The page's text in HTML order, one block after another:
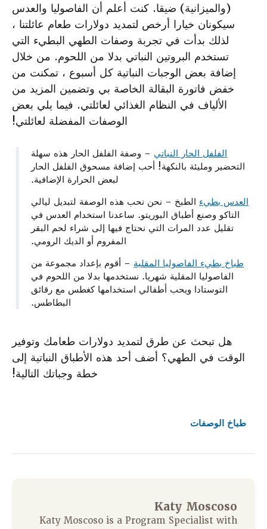
(والميزانية) ضيقا. كنت أعلم أن الفاصوليا والعدس
سيكونان خيارا أرخص لتمديد دولارات طعام عائلتنا ،
لذلك بدأت في تجربة وصفات الطهي البطيء التي
تستخدم البروتين النباتي بدلا من اللحوم. من خلال
إضافة بعض الوجبات النباتية كل أسبوع ، تمكنت من
خفض فاتورة البقالة الخاصة بي وتضمين المزيد من
الألياف في النظام الغذائي لعائلتي. فيما يلي بعض
الوصفات المفضلة لعائلتي!
الفلفل الحار النباتي – وصفة الفلفل الحار هذه سهلة
التحضير ومليئة بالنكهة! أحب إضافة مسحوق الفلفل الحار
لبعض الحرارة الإضافية.
العدس بطيء الطبخ – نحن نحب هذه الوصفة لتبديل ليالي
التاكو وصنع أطباق البوريتو. ساعدنا استخدام العدس في
تقليل عدد المرات التي نحتاج فيها إلى شراء لحم البقر
المفروم أو الديك الرومي.
طباخ بطيء الفاصوليا المقلية – أقوم بإعداد مجموعة من
الفاصوليا المقلية شهريا. نستخدمها بدلا من اللحوم في
التوستادا ويحب أطفالي استخدامها كغطس مع رقائق
البطاطس.
هل تبحث عن طرق لتمديد دولارات طعامك وتوفير
الوقت في الطهي؟ أضف أحد هذه الأطباق النباتية إلى
خطة وجباتك التالية!
طباخ الوصفات
Katy Moscoso
Katy Moscoso is a Program Specialist with